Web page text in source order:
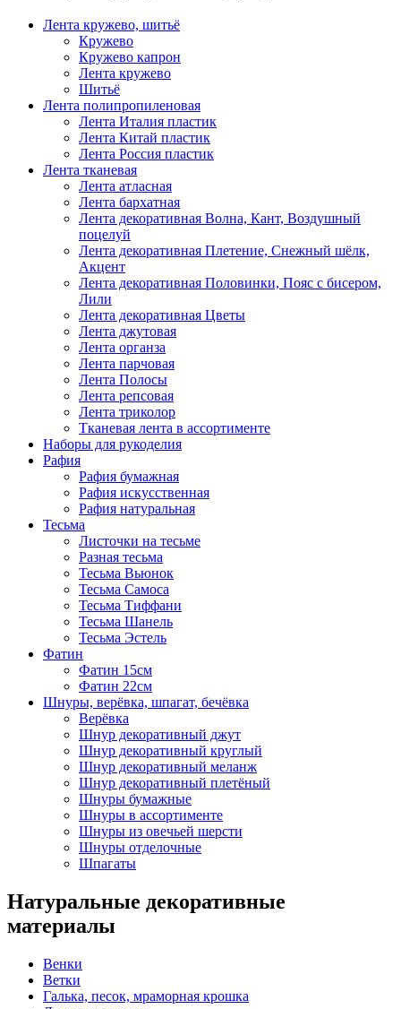
Лента кружево, шитьё
Кружево
Кружево капрон
Лента кружево
Шитьё
Лента полипропиленовая
Лента Италия пластик
Лента Китай пластик
Лента Россия пластик
Лента тканевая
Лента атласная
Лента бархатная
Лента декоративная Волна, Кант, Воздушный
поцелуй
Лента декоративная Плетение, Снежный шёлк,
Акцент
Лента декоративная Половинки, Пояс с бисером,
Лили
Лента декоративная Цветы
Лента джутовая
Лента органза
Лента парчовая
Лента Полосы
Лента репсовая
Лента триколор
Тканевая лента в ассортименте
Наборы для рукоделия
Рафия
Рафия бумажная
Рафия искусственная
Рафия натуральная
Тесьма
Листочки на тесьме
Разная тесьма
Тесьма Вьюнок
Тесьма Самоса
Тесьма Тиффани
Тесьма Шанель
Тесьма Эстель
Фатин
Фатин 15см
Фатин 22см
Шнуры, верёвка, шпагат, бечёвка
Верёвка
Шнур декоративный джут
Шнур декоративный круглый
Шнур декоративный меланж
Шнур декоративный плетёный
Шнуры бумажные
Шнуры в ассортименте
Шнуры из овечьей шерсти
Шнуры отделочные
Шпагаты
Натуральные декоративные
материалы
Венки
Ветки
Галька, песок, мраморная крошка